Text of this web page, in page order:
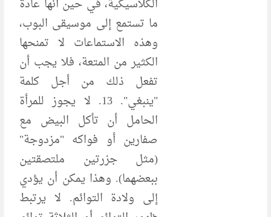
الكلاسيكية، في حين أنها عادة
ما تستمع إلى موسيقى البوب،
وهذه الاستماعات لا تمنحها
الكثير من المتعة، فلا يجب أن
تفعل ذلك من أجل كلمة
"ينبغي". 13. لا يجوز للمرأة
الحامل أن تأكل البيض مع
صفارين أو فواكه "مزدوجة"
(مثل جزرتين ملتصقتين
ببعضهما). وهذا يمكن أن يؤدي
إلى ولادة التوائم. لا يرتبط